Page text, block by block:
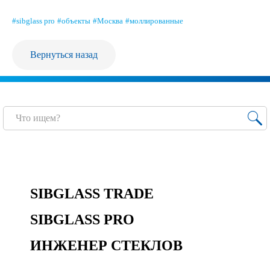
Продажа Б/У оборудования
#sibglass pro #объекты #Москва #моллированные
Вернуться назад
SIBGLASS TRADE
SIBGLASS PRO
ИНЖЕНЕР СТЕКЛОВ